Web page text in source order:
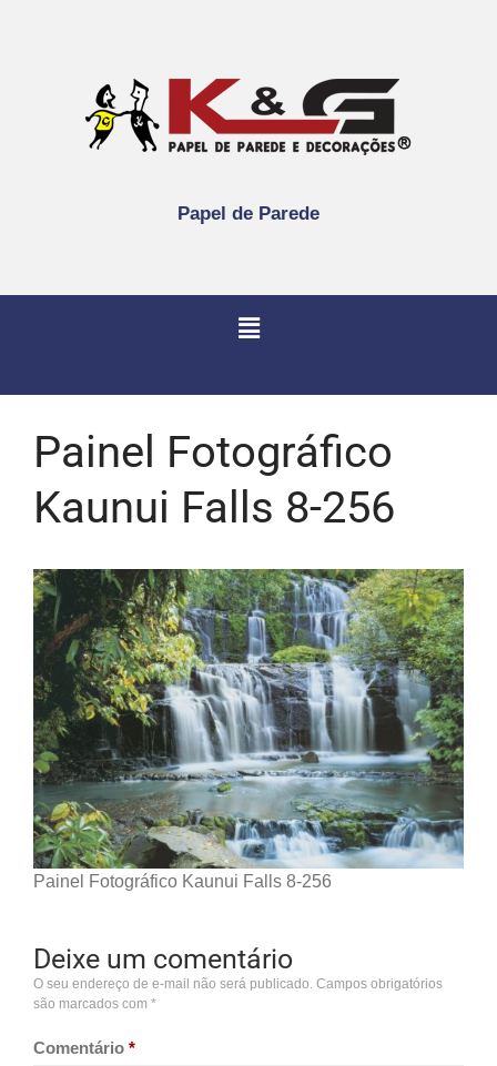
Papel de Parede
Painel Fotográfico
Kaunui Falls 8-256
Painel Fotográfico Kaunui Falls 8-256
Deixe um comentário
O seu endereço de e-mail não será publicado. Campos obrigatórios
são marcados com *
Comentário *